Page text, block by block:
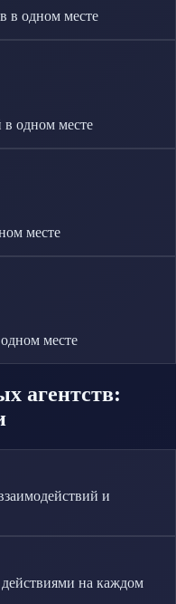
в одном месте
в одном месте
месте
месте
агентств:
и
на каждом